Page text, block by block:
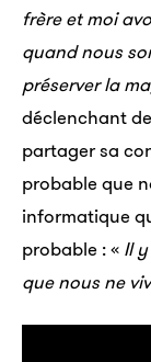
frère et moi
quand nous
préserver la
déclenchant
partager sa
probable que
informatique
probable : « Il
que nous ne